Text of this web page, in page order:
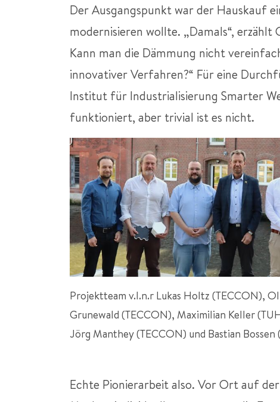
Der Ausgangspunkt war der Hauskauf
modernisieren wollte. „Damals“,
Kann man die Dämmung nicht
innovativer Verfahren?“ Für eine
Institut für Industrialisierung Smarter
funktioniert, aber trivial ist es nicht.
Projektteam v.l.n.r Lukas Holtz (TECCON),
Grunewald (TECCON), Maximilian Keller
Jörg Manthey (TECCON) und Bastian Bossen
Echte Pionierarbeit also. Vor Ort auf